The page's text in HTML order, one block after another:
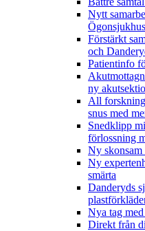
Nytt
Förstärkt
och
Patientinfo
ny
All
snus med
Snedklipp
förlossning
Ny skonsam
Ny
smärta
Danderyds
Nya tag
Direkt från